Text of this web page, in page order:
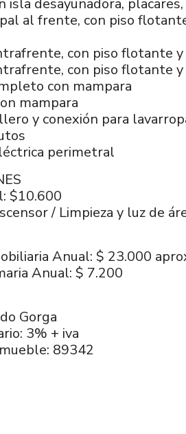
isla desayunadora,
al frente, con piso
con piso flotante y
con piso flotante y
con mampara
mampara
y conexión para
perimetral
$10.600
/ Limpieza y luz de
Anual: $ 23.000
Anual: $ 7.200
Gorga
3% + iva
89342